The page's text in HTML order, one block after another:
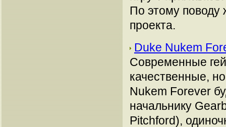
По этому поводу
проекта.
Duke Nukem
Современные
качественные,
Nukem Forever
начальнику
Pitchford),